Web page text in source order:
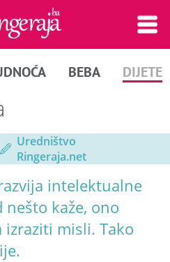
BEBA DIJETE
Uredništvo
Ringeraja.net
intelektualne
kaže, ono
izraziti misli. Tako